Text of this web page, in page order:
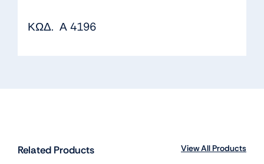
ΚΩΔ. Α 4196
Related Products View All Products